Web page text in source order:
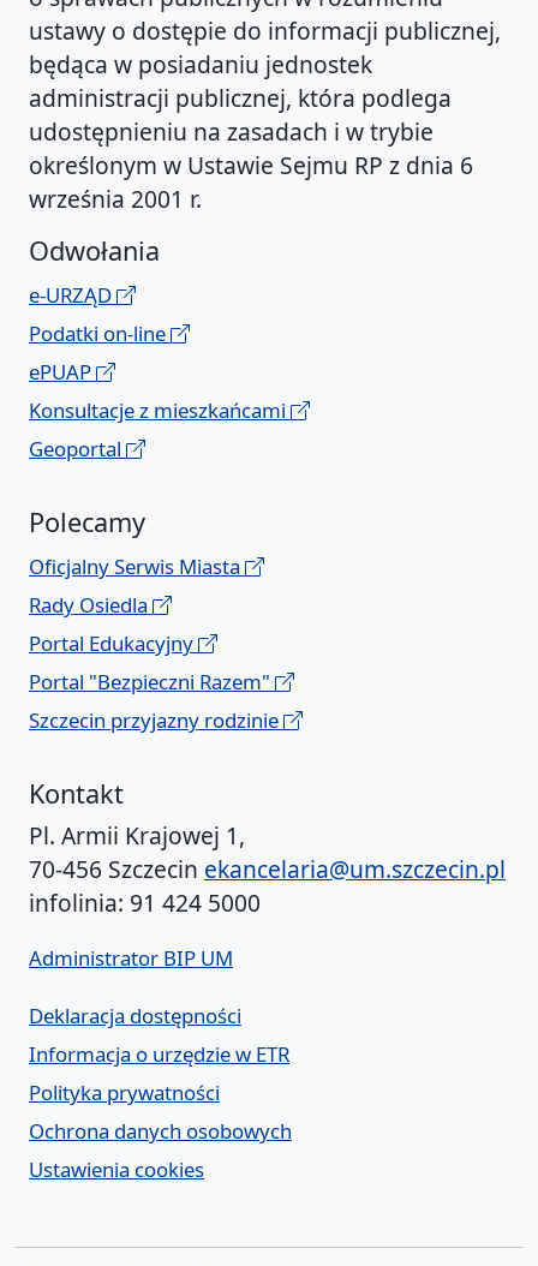
ustawy o dostępie do informacji publicznej,
będąca w posiadaniu jednostek
administracji publicznej, która podlega
udostępnieniu na zasadach i w trybie
określonym w Ustawie Sejmu RP z dnia 6
września 2001 r.
Odwołania
e-URZĄD
Podatki on-line
ePUAP
Konsultacje z mieszkańcami
Geoportal
Polecamy
Oficjalny Serwis Miasta
Rady Osiedla
Portal Edukacyjny
Portal "Bezpieczni Razem"
Szczecin przyjazny rodzinie
Kontakt
Pl. Armii Krajowej 1,
70-456 Szczecin ekancelaria@um.szczecin.pl
infolinia: 91 424 5000
Administrator BIP UM
Deklaracja dostępności
Informacja o urzędzie w ETR
Polityka prywatności
Ochrona danych osobowych
Ustawienia cookies